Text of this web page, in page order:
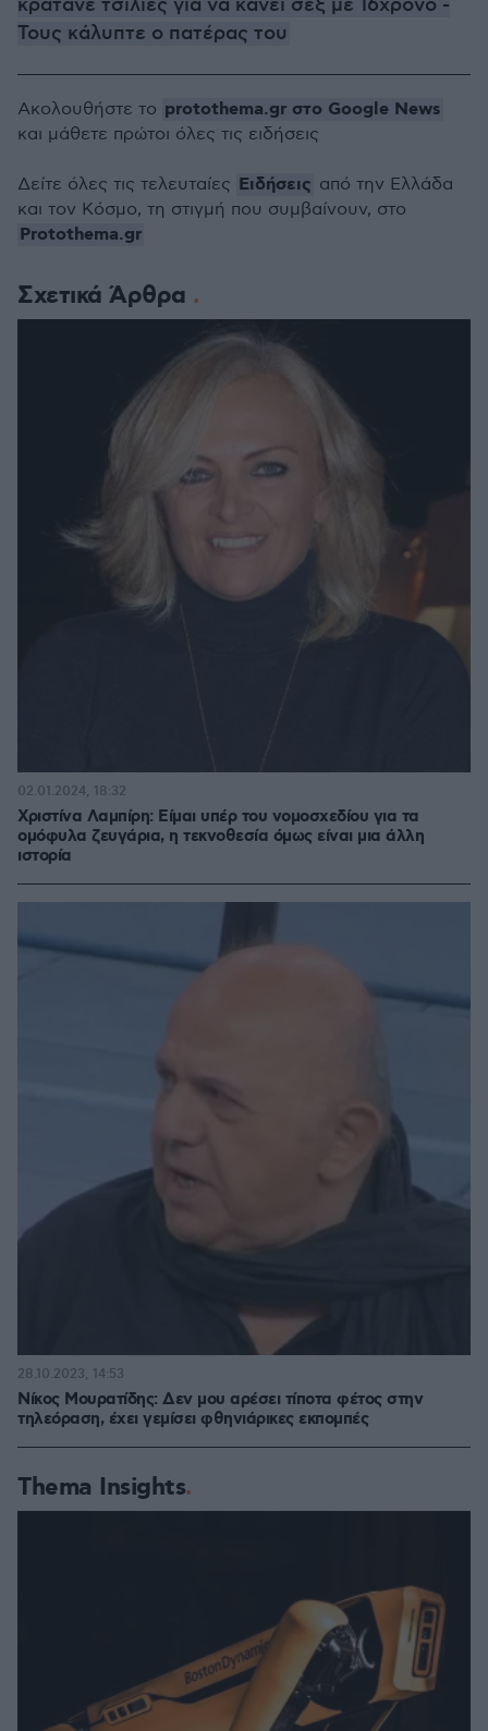
κρατάνε τσίλιες για να κάνει σεξ με 16χρονο -
Τους κάλυπτε ο πατέρας του
Σχετικά Άρθρα
Χριστίνα Λαμπίρη: Είμαι υπέρ του νομοσχεδίου για τα
ομόφυλα ζευγάρια, η τεκνοθεσία όμως είναι μια άλλη
ιστορία
02.01.2024, 18:32
Νίκος Μουρατίδης: Δεν μου αρέσει τίποτα φέτος στην
τηλεόραση, έχει γεμίσει φθηνιάρικες εκπομπές
28.10.2023, 14:53
Thema Insights
Ακολουθήστε το protothema.gr στο Google News
και μάθετε πρώτοι όλες τις ειδήσεις
Δείτε όλες τις τελευταίες Ειδήσεις από την Ελλάδα
και τον Κόσμο, τη στιγμή που συμβαίνουν, στο
Protothema.gr